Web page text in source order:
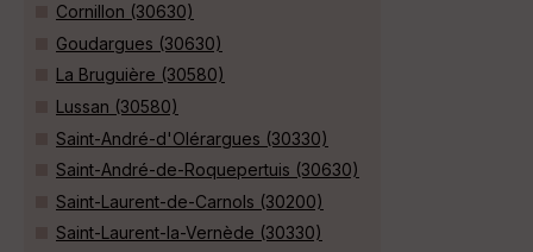
Cornillon (30630)
Goudargues (30630)
La Bruguière (30580)
Lussan (30580)
Saint-André-d'Olérargues (30330)
Saint-André-de-Roquepertuis (30630)
Saint-Laurent-de-Carnols (30200)
Saint-Laurent-la-Vernède (30330)